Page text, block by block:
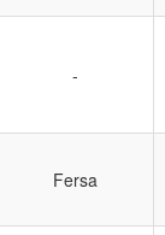
-
Fersa